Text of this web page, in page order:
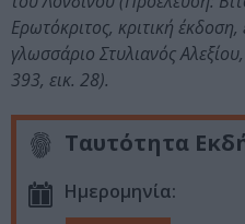
Ερωτόκριτος, κριτική
γλωσσάριο Στυλιανός
393, εικ. 28).
Ταυτότητα
Ημερομηνία: